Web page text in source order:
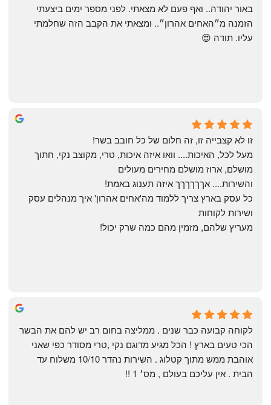
Yonatan Menashe
6 months ago
עליו. תודה 😍
Shahaf Bendarker
6 months ago
זו לא קצבייה זו, זה חלום של כל חובב בשר!
מושלם, ארוז מושלם מחירים מעולים
והשירות.... אךךךךךך איזה תענוג באמת!
ושירות לקוחות
מעריץ שלהם, מזמין מהם כמה שרק יכול!
הבית . אין עליכם בעולם , מס׳ 1 !!